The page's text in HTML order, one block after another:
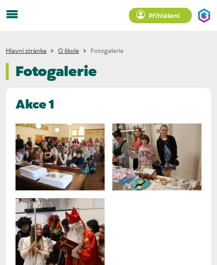
Přihlášení
Hlavní stránka O škole Fotogalerie
Fotogalerie
Akce 1